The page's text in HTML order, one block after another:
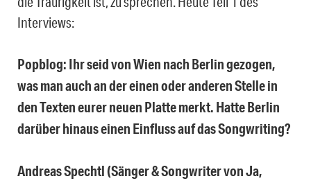
Interviews:
Popblog: Ihr seid von Wien nach Berlin gezogen,
was man auch an der einen oder anderen Stelle in
den Texten eurer neuen Platte merkt. Hatte Berlin
darüber hinaus einen Einfluss auf das Songwriting?
Andreas Spechtl (Sänger & Songwriter von Ja,